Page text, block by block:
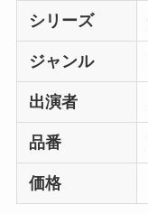
シリーズ
ジャンル
出演者
品番
価格